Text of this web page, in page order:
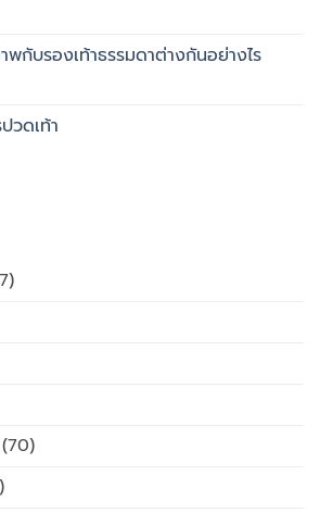
พ
า
พกับรองเท้าธรรมดาต่างกันอย่างไร
พวดเท้า
(70)